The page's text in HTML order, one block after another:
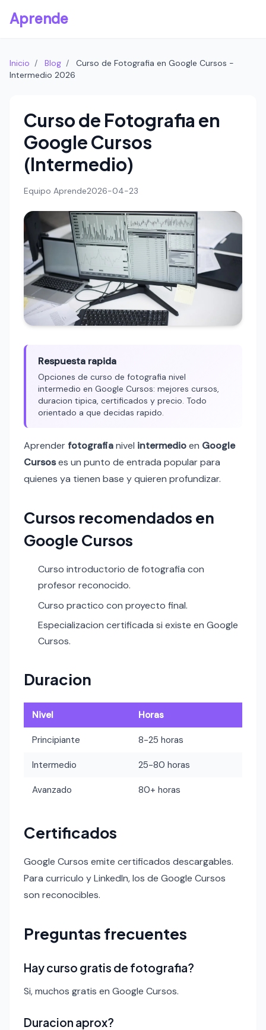
Aprende
Inicio / Blog /
Curso de Fotografia en Google Cursos -
Intermedio 2026
Curso de Fotografia en
Google Cursos
(Intermedio)
Equipo Aprende2026-04-23
Respuesta rapida
Opciones de curso de fotografia nivel
intermedio en Google Cursos: mejores cursos,
duracion tipica, certificados y precio. Todo
orientado a que decidas rapido.
Aprenderfotografianivel intermedioen Google
Cursoses un punto de entrada popular para
quienes ya tienen base y quieren profundizar.
Cursos recomendados en
Google Cursos
Curso introductorio de fotografia con
profesor reconocido.
Curso practico con proyecto final.
Especializacion certificada si existe en Google
Cursos.
Duracion
Nivel Horas
Principiante 8-25 horas
Intermedio 25-80 horas
Avanzado 80+ horas
Certificados
Google Cursos emite certificados descargables.
Para curriculo y LinkedIn, los de Google Cursos
son reconocibles.
Preguntas frecuentes
Hay curso gratis de fotografia?
Si, muchos gratis en Google Cursos.
Duracion aprox?